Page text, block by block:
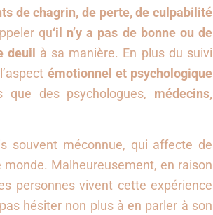
de chagrin, de perte, de culpabilité
qu‘il n’y a pas de bonne ou de
deuil
à sa manière. En plus du suivi
émotionnel et psychologique
que des psychologues, médecins,
souvent méconnue, qui affecte de
Malheureusement, en raison
personnes vivent cette expérience
hésiter non plus à en parler à son